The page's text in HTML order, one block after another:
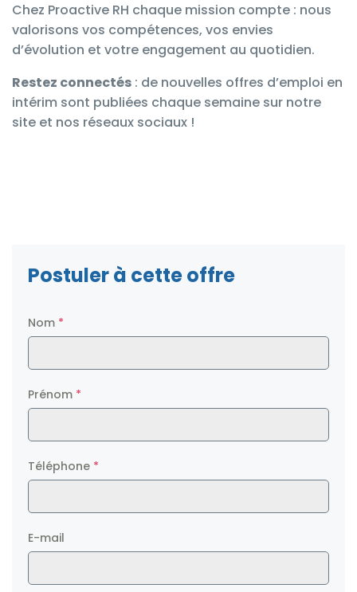
Chez Proactive RH chaque mission compte : nous
valorisons vos compétences, vos envies
d’évolution et votre engagement au quotidien.
Restez connectés : de nouvelles offres d’emploi en
intérim sont publiées chaque semaine sur notre
site et nos réseaux sociaux !
Postuler à cette offre
Nom *
Prénom *
Téléphone *
E-mail